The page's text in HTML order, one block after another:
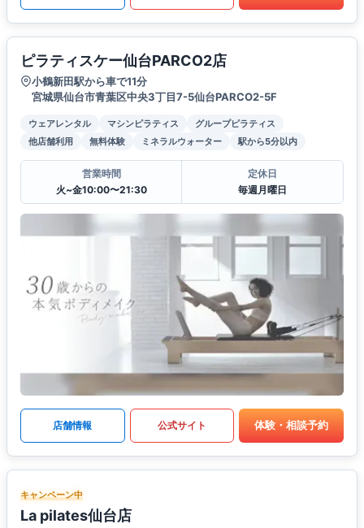
ピラティスケー仙台PARCO2店
小鶴新田駅から車で11分
宮城県仙台市青葉区中央3丁目7-5仙台PARCO2-5F
ウェアレンタル マシンピラティス
グループピラティス
他店舗利用
無料体験 ミネラルウォーター 駅から5分以内
営業時間
火~金10:00〜21:30
定休日
毎週月曜日
店舗情報 公式サイト 体験・相談予約
キャンペーン中
La pilates仙台店